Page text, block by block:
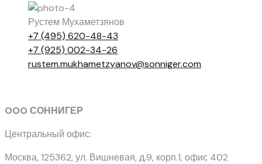
Рустем Мухаметзянов
+7 (495) 620-48-43
+7 (925) 002-34-26
rustem.mukhametzyanov@sonniger.com
OOO СОННИГЕР
Центральный офис:
Москва, 125362, ул. Вишневая, д.9, корп.1, офис 402